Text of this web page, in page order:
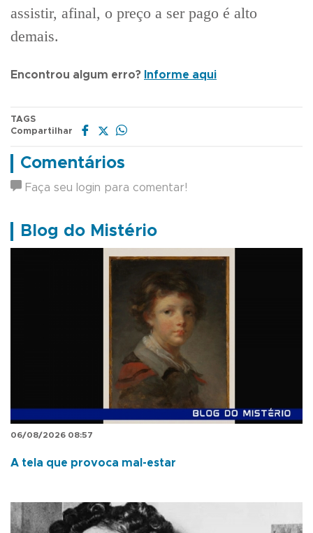
assistir, afinal, o preço a ser pago é alto
demais.
Encontrou algum erro? Informe aqui
TAGS
Compartilhar
Comentários
Faça seu login para comentar!
Blog do Mistério
06/08/2026 08:57
A tela que provoca mal-estar